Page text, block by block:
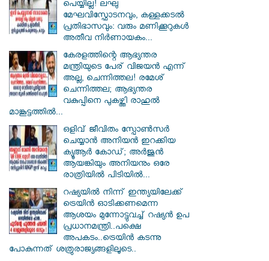
പെയ്യില്ല! ലഘു
മേഘവിസ്ഫോടനവും, കള്ളക്കടൽ
പ്രതിഭാസവും: വരും മണിക്കൂറുകൾ
അതീവ നിർണായകം...
കേരളത്തിന്റെ ആഭ്യന്തര
മന്ത്രിയുടെ പേര് വിജയൻ എന്ന്
അല്ല, ചെന്നിത്തല! രമേശ്
ചെന്നിത്തല; ആഭ്യന്തര
വകുപ്പിനെ പുകഴ്ത്തി രാഹുൽ
മാങ്കൂട്ടത്തിൽ...
ഒളിവ് ജീവിതം സ്പോൺസർ
ചെയ്യാൻ അനിയൻ ഇറക്കിയ
ക്യൂആർ കോഡ്; അർജുൻ
ആയങ്കിയും അനിയനും ഒരേ
രാത്രിയിൽ പിടിയിൽ...
റഷ്യയിൽ നിന്ന് ഇന്ത്യയിലേക്ക്
ട്രെയിൻ ഓടിക്കണമെന്ന
ആശയം മുന്നോട്ടുവച്ച് റഷ്യൻ ഉപ
പ്രധാനമന്ത്രി..പക്ഷെ
അപകടം..ട്രെയിൻ കടന്നു
പോകുന്നത് ശത്രുരാജ്യങ്ങളിലൂടെ..